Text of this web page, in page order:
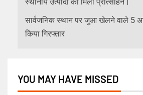
सार्वजनिक स्थान पर जुआ खेलने वाले 5
किया गिरफ्तार
YOU MAY HAVE MISSED